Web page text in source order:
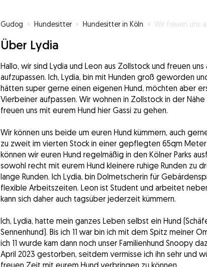
Gudog » Hundesitter » Hundesitter in Köln » Wir freuen uns
Über Lydia
Hallo, wir sind Lydia und Leon aus Zollstock und freuen uns
aufzupassen. Ich, Lydia, bin mit Hunden groß geworden
hätten super gerne einen eigenen Hund, möchten aber
Vierbeiner aufpassen. Wir wohnen in Zollstock in der Nähe
freuen uns mit eurem Hund hier Gassi zu gehen.
Wir können uns beide um euren Hund kümmern, auch
zu zweit im vierten Stock in einer gepflegten 65qm
können wir euren Hund regelmäßig in den Kölner Parks
sowohl recht mit eurem Hund kleinere ruhige Runden zu
lange Runden. Ich Lydia, bin Dolmetscherin für
flexible Arbeitszeiten. Leon ist Student und arbeitet
kann sich daher auch tagsüber jederzeit kümmern.
Ich, Lydia, hatte mein ganzes Leben selbst ein Hund
Sennenhund). Bis ich 11 war bin ich mit dem Spitz meiner
ich 11 wurde kam dann noch unser Familienhund Snoopy
April 2023 gestorben, seitdem vermisse ich ihn sehr und